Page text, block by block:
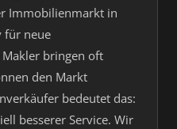
Immobilienmarkt in
für neue
bringen oft
den Markt
bedeutet das:
besserer Service. Wir